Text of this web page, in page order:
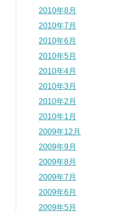
2010年8月
2010年7月
2010年6月
2010年5月
2010年4月
2010年3月
2010年2月
2010年1月
2009年12月
2009年9月
2009年8月
2009年7月
2009年6月
2009年5月